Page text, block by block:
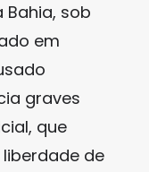
sob
em
graves
que
de